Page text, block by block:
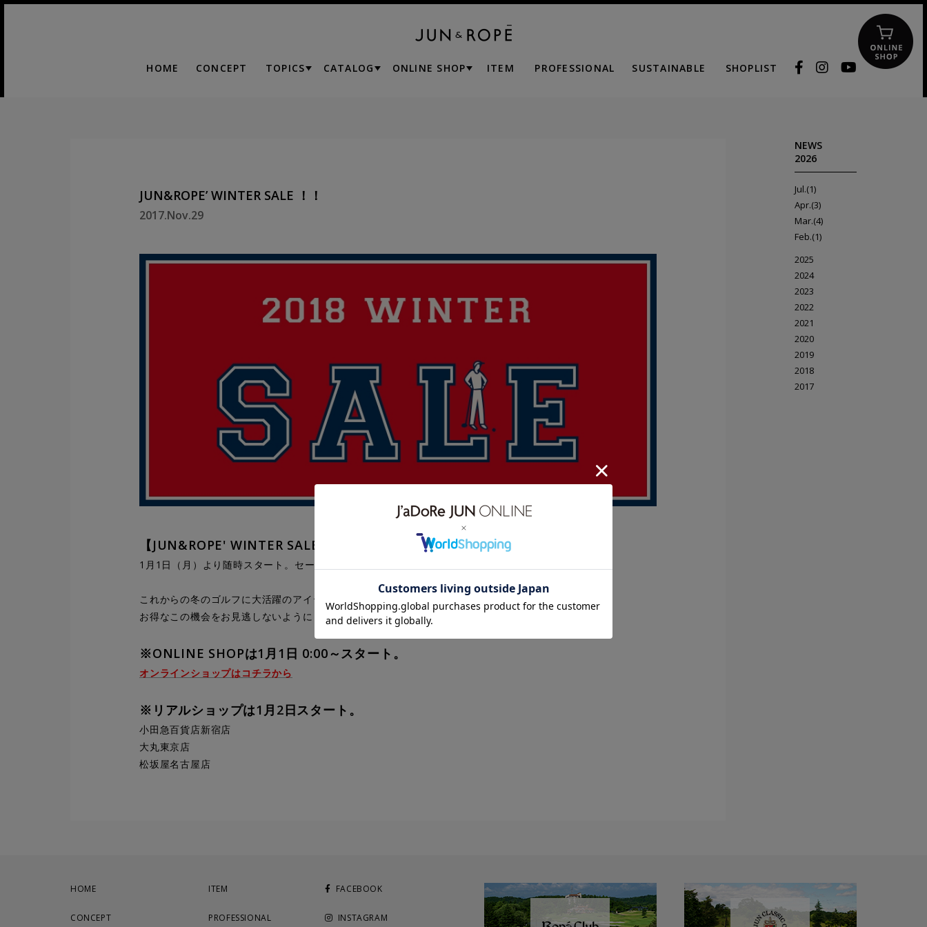
HOME CONCEPT TOPICS CATALOG ONLINE SHOP ITEM PROFESSIONAL SUSTAINABLE SHOPLIST
JUN&ROPE’ WINTER SALE ！！
2017.Nov.29
【JUN&ROPE' WINTER SALE】
1月1日（月）より随時スタート。セール対象品が30～50％OFFに！
これからの冬のゴルフに大活躍のアイテムを取り揃えております。
お得なこの機会をお見逃しないように！！
※ONLINE SHOPは1月1日 0:00～スタート。
オンラインショップはコチラから
※ リアルショップは1月2日スタート。
小田急百貨店新宿店
大丸東京店
松坂屋名古屋店
NEWS
2026
Jul.(1)
Apr.(3)
Mar.(4)
Feb.(1)
2025
2024
2023
2022
2021
2020
2019
2018
2017
HOME
CONCEPT
ITEM
PROFESSIONAL
FACEBOOK
INSTAGRAM